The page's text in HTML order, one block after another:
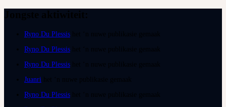
Ryno Du Plessis
Ryno Du Plessis
Ryno Du Plessis
Juanri
Ryno Du Plessis